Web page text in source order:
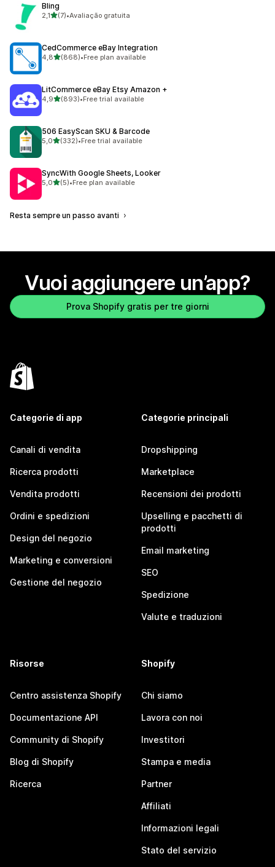
Bling
2,1stelle su 5
(7)
7 recensioni totali
•Avaliação gratuita
CedCommerce eBay Integration
4,8stelle su 5
(868)
868 recensioni totali
•Free plan available
LitCommerce eBay Etsy Amazon +
4,9stelle su 5
(893)
893 recensioni totali
•Free trial available
506 EasyScan SKU & Barcode
5,0stelle su 5
(332)
332 recensioni totali
•Free trial available
SyncWith Google Sheets, Looker
5,0stelle su 5
(5)
5 recensioni totali
•Free plan available
Resta sempre un passo avanti
Vuoi aggiungere un’app?
Prova Shopify gratis per tre giorni
Categorie di app
Canali di vendita
Ricerca prodotti
Vendita prodotti
Ordini e spedizioni
Design del negozio
Marketing e conversioni
Gestione del negozio
Categorie principali
Dropshipping
Marketplace
Recensioni dei prodotti
Upselling e pacchetti di
prodotti
Email marketing
SEO
Spedizione
Valute e traduzioni
Risorse
Centro assistenza Shopify
Documentazione API
Community di Shopify
Blog di Shopify
Ricerca
Shopify
Chi siamo
Lavora con noi
Investitori
Stampa e media
Partner
Affiliati
Informazioni legali
Stato del servizio